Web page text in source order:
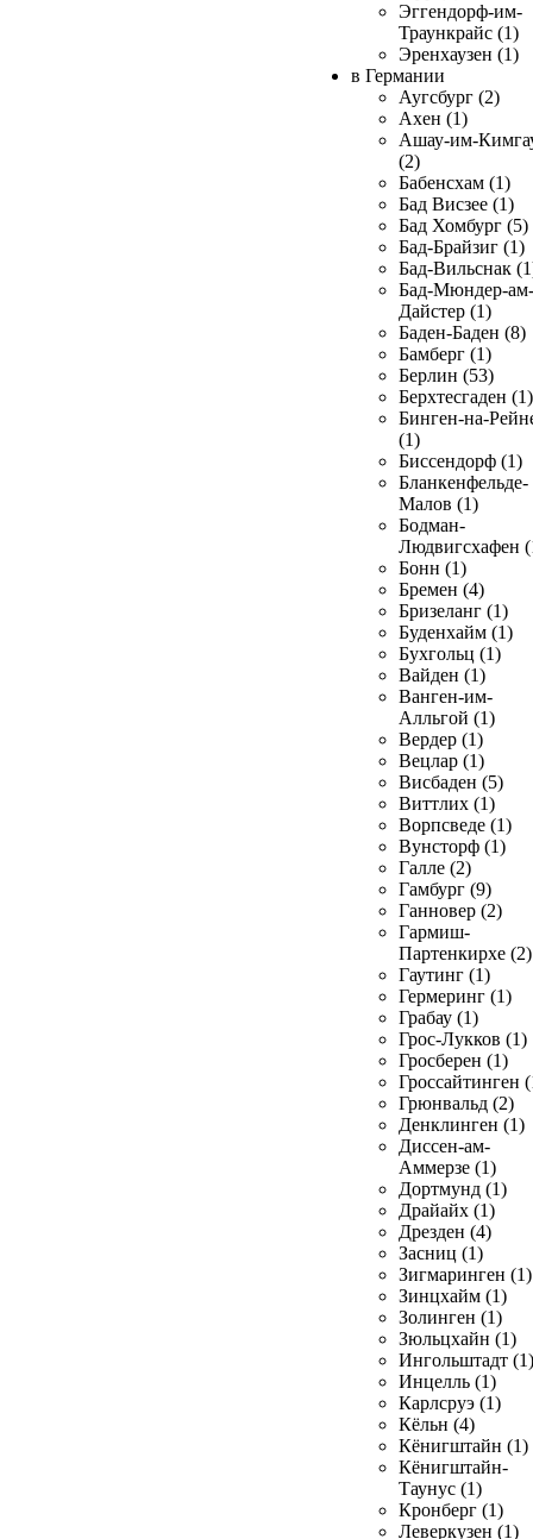
Эггендорф-им-
Траункрайс (1)
Эренхаузен (1)
в Германии
Аугсбург (2)
Ахен (1)
Ашау-им-
(2)
Бабенсхам (1)
Бад Висзее (1)
Бад Хомбург (5)
Бад-Брайзиг (1)
Бад-Вильснак
Бад-Мюндер-ам-
Дайстер (1)
Баден-Баден (8)
Бамберг (1)
Берлин (53)
Берхтесгаден (1)
Бинген-на-
(1)
Биссендорф (1)
Бланкенфельде-
Малов (1)
Бодман-
Людвигсхафен
Бонн (1)
Бремен (4)
Бризеланг (1)
Буденхайм (1)
Бухгольц (1)
Вайден (1)
Ванген-им-
Алльгой (1)
Вердер (1)
Вецлар (1)
Висбаден (5)
Виттлих (1)
Ворпсведе (1)
Вунсторф (1)
Галле (2)
Гамбург (9)
Ганновер (2)
Гармиш-
Партенкирхе (2)
Гаутинг (1)
Гермеринг (1)
Грабау (1)
Грос-Лукков (1)
Гросберен (1)
Гроссайтинген
Грюнвальд (2)
Денклинген (1)
Диссен-ам-
Аммерзе (1)
Дортмунд (1)
Драйайх (1)
Дрезден (4)
Засниц (1)
Зигмаринген (1)
Зинцхайм (1)
Золинген (1)
Зюльцхайн (1)
Ингольштадт (1)
Инцелль (1)
Карлсруэ (1)
Кёльн (4)
Кёнигштайн (1)
Кёнигштайн-
Таунус (1)
Кронберг (1)
Леверкузен (1)